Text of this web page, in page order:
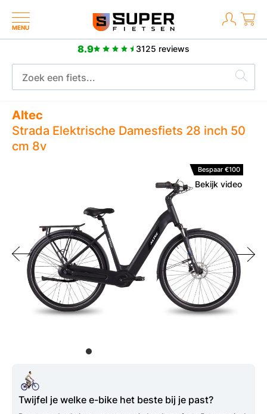
MENU
8.9 3125 reviews
8.9 3125 reviews
Altec
Strada Elektrische Damesfiets 28 inch 50
cm 8v
Bekijk video
Bespaar €100
Twijfel je welke e-bike het beste bij je past?